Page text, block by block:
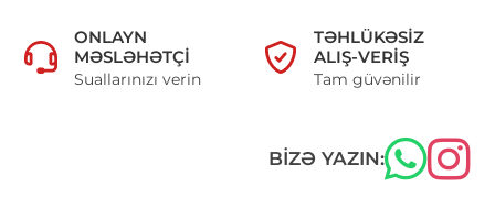
ONLAYN
MƏSLƏHƏTÇI
Suallarınızı verin
TƏHLÜKƏSIZ
ALIŞ-VERIŞ
Tam güvənilir
BIZƏ YAZIN: